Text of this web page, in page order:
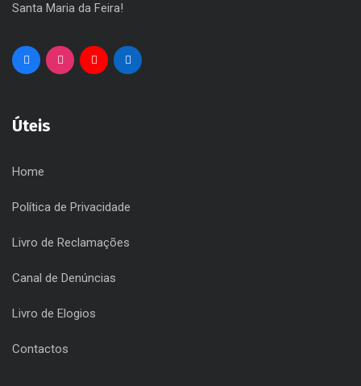
Santa Maria da Feira!
Úteis
Home
Política de Privacidade
Livro de Reclamações
Canal de Denúncias
Livro de Elogios
Contactos